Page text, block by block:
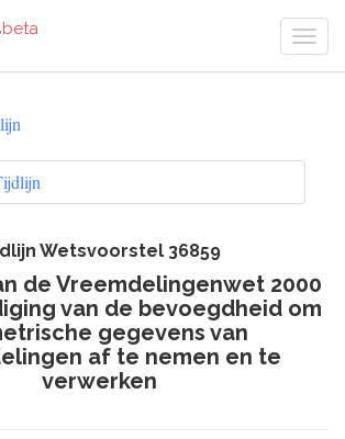
beta
Wetsvoorstel 36859
de Vreemdelingenwet 2000
van de bevoegdheid om
gegevens van
af te nemen en te
verwerken